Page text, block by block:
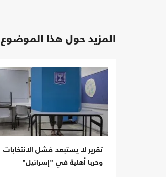
المزيد حول هذا الموضوع
تقرير لا يستبعد فشل الانتخابات
وحربا أهلية في "إسرائيل"